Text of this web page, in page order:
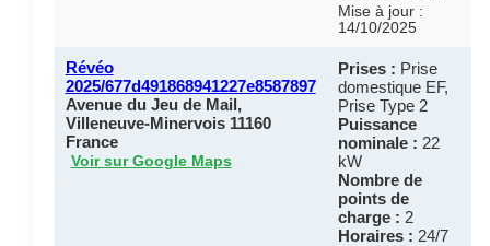
Mise à jour :
14/10/2025
Révéo
2025/677d491868941227e8587897
Avenue du Jeu de Mail,
Villeneuve-Minervois 11160
France
Voir sur Google Maps
Prises : Prise
domestique EF,
Prise Type 2
Puissance
nominale : 22
kW
Nombre de
points de
charge : 2
Horaires : 24/7